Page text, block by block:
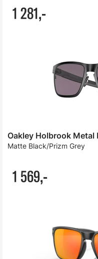
1 281,-
Oakley Holbrook Metal
Matte Black/Prizm Grey
1 569,-